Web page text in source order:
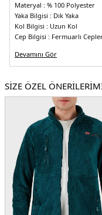
Materyal : % 100 Polyester
Yaka Bilgisi : Dik Yaka
Kol Bilgisi : Uzun Kol
Cep Bilgisi : Fermuarlı
Detay : -Marka logosu
-Gizli kapüşon
Manken Ölçüsü :&Kilo : 86
Basen : 102 cm / Beden : M
5DK1TAMAZONIE.25
Devamını Gör
SİZE ÖZEL